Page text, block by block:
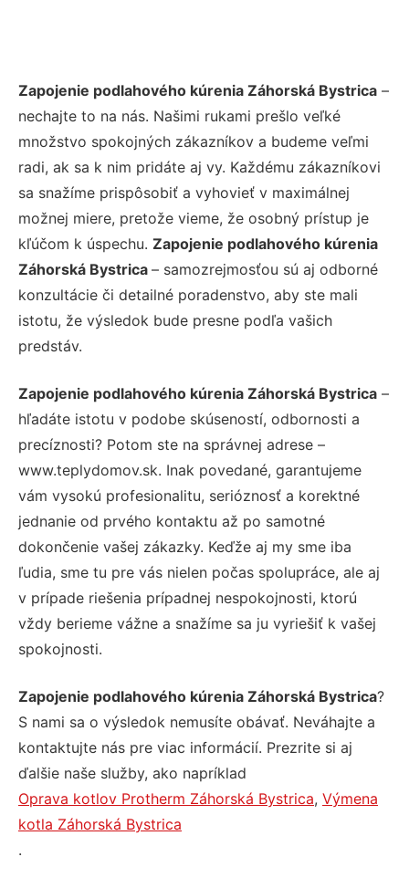
Zapojenie podlahového kúrenia Záhorská Bystrica –
nechajte to na nás. Našimi rukami prešlo veľké
množstvo spokojných zákazníkov a budeme veľmi
radi, ak sa k nim pridáte aj vy. Každému zákazníkovi
sa snažíme prispôsobiť a vyhovieť v maximálnej
možnej miere, pretože vieme, že osobný prístup je
kľúčom k úspechu. Zapojenie podlahového kúrenia
Záhorská Bystrica – samozrejmosťou sú aj odborné
konzultácie či detailné poradenstvo, aby ste mali
istotu, že výsledok bude presne podľa vašich
predstáv.
Zapojenie podlahového kúrenia Záhorská Bystrica –
hľadáte istotu v podobe skúseností, odbornosti a
precíznosti? Potom ste na správnej adrese –
www.teplydomov.sk. Inak povedané, garantujeme
vám vysokú profesionalitu, serióznosť a korektné
jednanie od prvého kontaktu až po samotné
dokončenie vašej zákazky. Keďže aj my sme iba
ľudia, sme tu pre vás nielen počas spolupráce, ale aj
v prípade riešenia prípadnej nespokojnosti, ktorú
vždy berieme vážne a snažíme sa ju vyriešiť k vašej
spokojnosti.
Zapojenie podlahového kúrenia Záhorská Bystrica?
S nami sa o výsledok nemusíte obávať. Neváhajte a
kontaktujte nás pre viac informácií. Prezrite si aj
ďalšie naše služby, ako napríklad
Oprava kotlov Protherm Záhorská Bystrica, Výmena
kotla Záhorská Bystrica
.